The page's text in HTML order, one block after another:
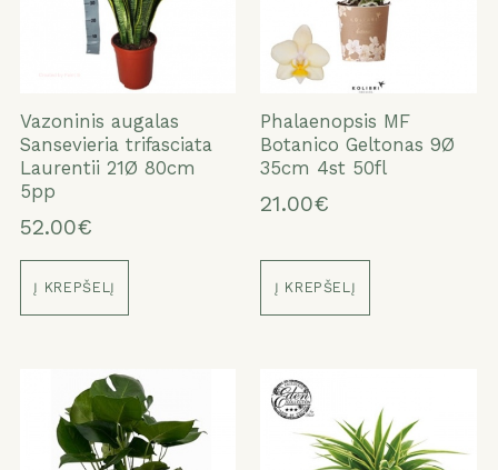
Vazoninis augalas
Sansevieria trifasciata
Laurentii 21Ø 80cm
5pp
52.00€
Į KREPŠELĮ
Phalaenopsis MF
Botanico Geltonas 9Ø
35cm 4st 50fl
21.00€
Į KREPŠELĮ